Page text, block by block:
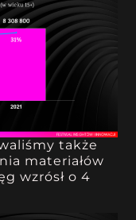
także
materiałów
wzrósł o 4